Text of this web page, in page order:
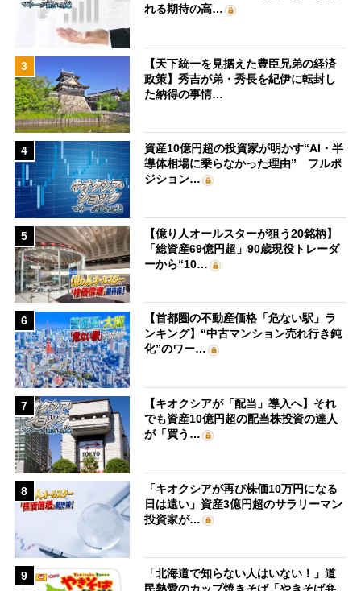
れる期待の高…
3
【天下統一を見据えた豊臣兄弟の経済
政策】秀吉が弟・秀長を紀伊に転封し
た納得の事情…
4
資産10億円超の投資家が明かす“AI・半
導体相場に乗らなかった理由” フルポ
ジション…
5
【億り人オールスターが狙う20銘柄】
「総資産69億円超」90歳現役トレーダ
ーから“10…
6
【首都圏の不動産価格「危ない駅」ラ
ンキング】“中古マンション売れ行き鈍
化”のワー…
7
【キオクシアが「配当」導入へ】それ
でも資産10億円超の配当株投資の達人
が「買う…
8
「キオクシアが再び株価10万円になる
日は遠い」資産3億円超のサラリーマン
投資家が…
9
「北海道で知らない人はいない！」道